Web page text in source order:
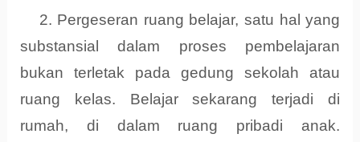
2. Pergeseran ruang belajar, satu hal yang
substansial dalam proses pembelajaran
bukan terletak pada gedung sekolah atau
ruang kelas. Belajar sekarang terjadi di
rumah, di dalam ruang pribadi anak.